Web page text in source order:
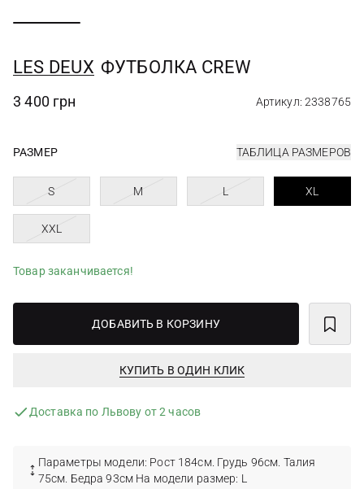
LES DEUX ФУТБОЛКА CREW
3 400 грн Артикул: 2338765
РАЗМЕР ТАБЛИЦА РАЗМЕРОВ
S M L XL
XXL
Товар заканчивается!
ДОБАВИТЬ В КОРЗИНУ
КУПИТЬ В ОДИН КЛИК
Доставка по Львову от 2 часов
Параметры модели: Рост 184см. Грудь 96см. Талия
75см. Бедра 93см На модели размер: L